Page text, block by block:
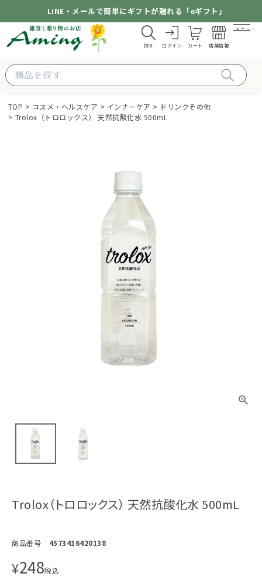
LINE・メールで簡単にギフトが贈れる「eギフト」
探す ログイン カート 店舗情報
メニュー
TOP コスメ・ヘルスケア インナーケア
ドリンクその他
Trolox（トロロックス） 天然抗酸化水 500mL
Trolox（トロロックス） 天然抗酸化水 500mL
商品番号 4573416420138
¥248税込